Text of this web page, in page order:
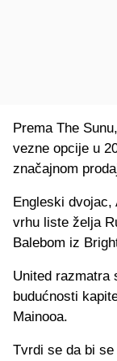
Prema The
vezne opcije u
značajnom
Engleski
vrhu liste želja
Balebom iz
United razmatra
budućnosti
Mainooa.
Tvrdi se da bi se